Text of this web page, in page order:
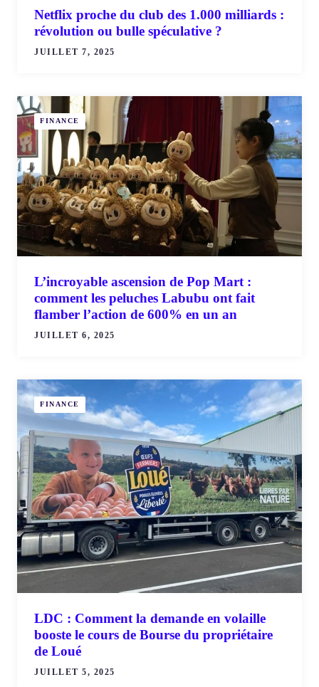
Netflix proche du club des 1.000 milliards :
révolution ou bulle spéculative ?
JUILLET 7, 2025
FINANCE
L’incroyable ascension de Pop Mart :
comment les peluches Labubu ont fait
flamber l’action de 600% en un an
JUILLET 6, 2025
FINANCE
LDC : Comment la demande en volaille
booste le cours de Bourse du propriétaire
de Loué
JUILLET 5, 2025